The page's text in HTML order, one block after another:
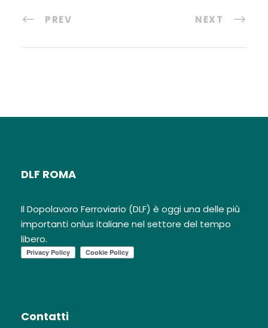
PREV NEXT
DLF ROMA
Il Dopolavoro Ferroviario (DLF) è oggi una delle più
importanti onlus italiane nel settore del tempo
libero.
Contatti